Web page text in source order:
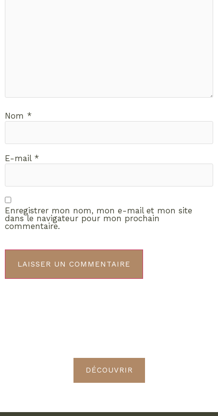
Nom *
E-mail *
Enregistrer mon nom, mon e-mail et mon site
dans le navigateur pour mon prochain
commentaire.
DÉCOUVRIR